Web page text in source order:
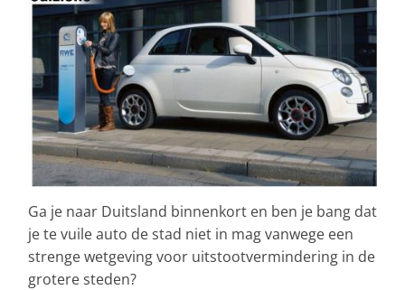
Ga je naar Duitsland binnenkort en ben je bang dat
je te vuile auto de stad niet in mag vanwege een
strenge wetgeving voor uitstootvermindering in de
grotere steden?